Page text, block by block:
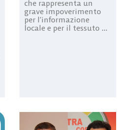
che rappresenta un
grave impoverimento
per l’informazione
locale e per il tessuto ...